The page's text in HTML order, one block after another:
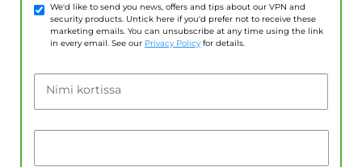
We'd like to send you news, offers and tips about our VPN and
security products. Untick here if you'd prefer not to receive these
marketing emails. You can unsubscribe at any time using the link
in every email. See our Privacy Policy for details.
Nimi kortissa